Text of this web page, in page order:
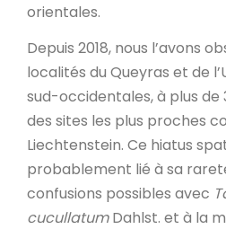
orientales.
Depuis 2018, nous l’avons
localités du Queyras et de
sud-occidentales, à plus de
des sites les plus proches
Liechtenstein. Ce hiatus
probablement lié à sa
confusions possibles avec
cucullatumDahlst. et à la